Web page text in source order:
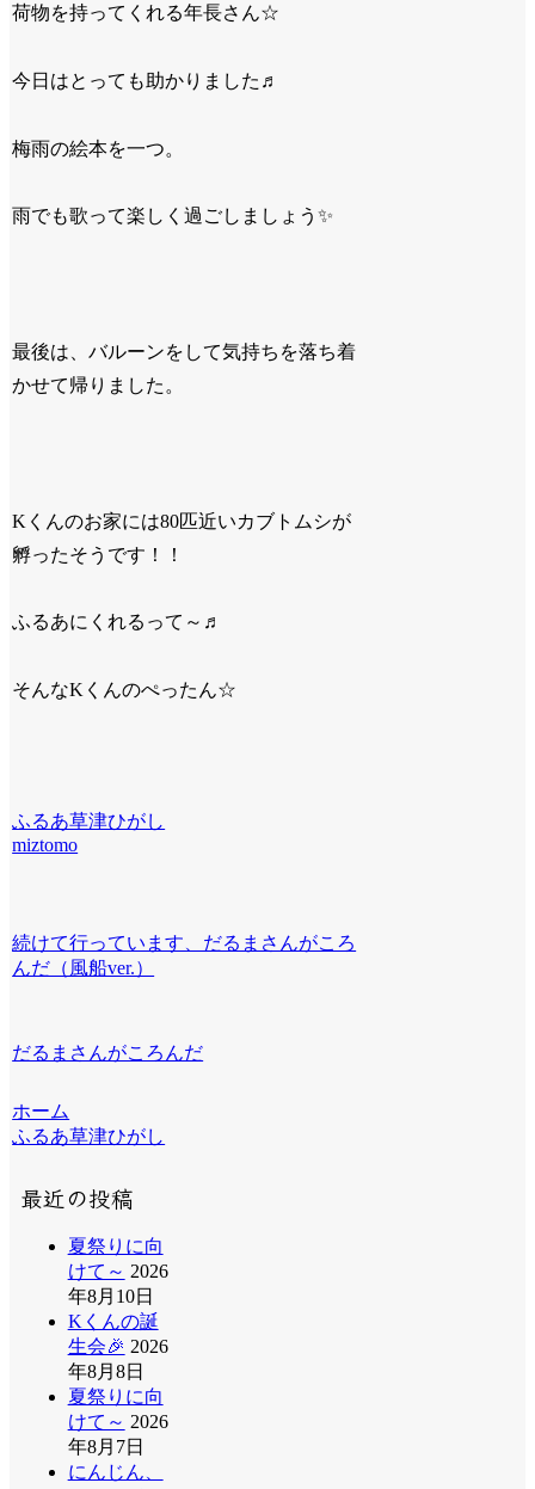
荷物を持ってくれる年長さん☆
今日はとっても助かりました♬
梅雨の絵本を一つ。
雨でも歌って楽しく過ごしましょう✨
最後は、バルーンをして気持ちを落ち着
かせて帰りました。
Kくんのお家には80匹近いカブトムシが
孵ったそうです！！
ふるあにくれるって～♬
そんなKくんのぺったん☆
ふるあ草津ひがし
miztomo
続けて行っています、だるまさんがころ
んだ（風船ver.）
だるまさんがころんだ
ホーム
ふるあ草津ひがし
最近の投稿
夏祭りに向
けて～ 2026
年8月10日
Kくんの誕
生会🎉 2026
年8月8日
夏祭りに向
けて～ 2026
年8月7日
にんじん、